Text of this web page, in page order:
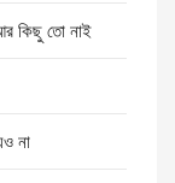
কিছু তো নাই
না